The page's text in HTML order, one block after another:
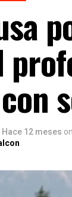
Hace 12 meses on